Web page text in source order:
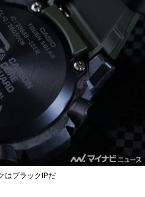
はブラックIPだ